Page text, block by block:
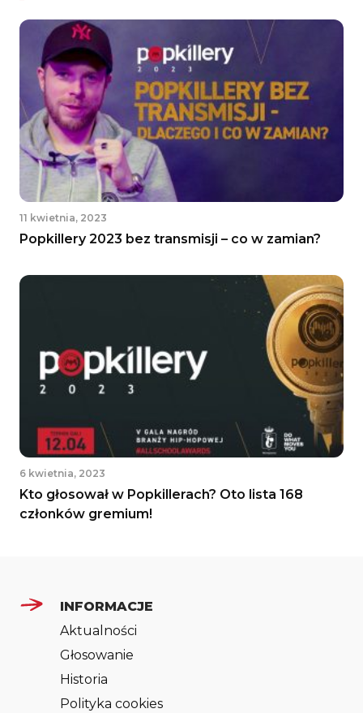
11 kwietnia, 2023
Popkillery 2023 bez transmisji – co w zamian?
6 kwietnia, 2023
Kto głosował w Popkillerach? Oto lista 168
członków gremium!
INFORMACJE
Aktualności
Głosowanie
Historia
Polityka cookies